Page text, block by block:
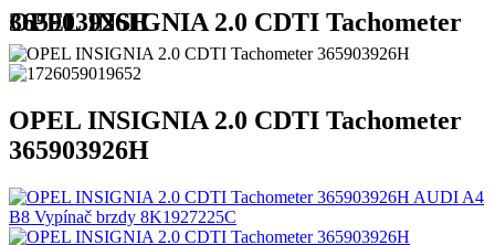
OPEL INSIGNIA 2.0 CDTI Tachometer 365903926H
OPEL INSIGNIA 2.0 CDTI Tachometer
365903926H
AUDI A4
B8 Vypínač brzdy 8K1927225C